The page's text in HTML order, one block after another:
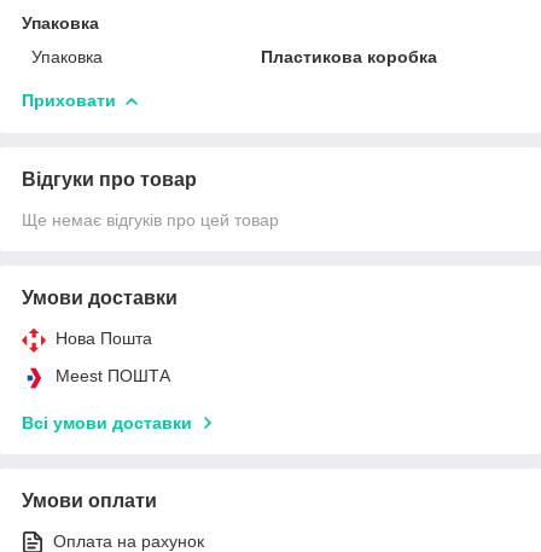
Упаковка
Упаковка
Пластикова коробка
Приховати
Відгуки про товар
Ще немає відгуків про цей товар
Умови доставки
Нова Пошта
Meest ПОШТА
Всі умови доставки
Умови оплати
Оплата на рахунок